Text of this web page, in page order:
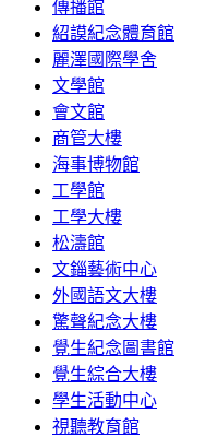
傳播館
紹謨紀念體育館
麗澤國際學舍
文學館
會文館
商管大樓
海事博物館
工學館
工學大樓
松濤館
文錙藝術中心
外國語文大樓
驚聲紀念大樓
覺生紀念圖書館
覺生綜合大樓
學生活動中心
視聽教育館